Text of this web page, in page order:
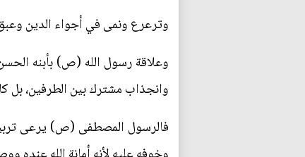
وترعرع ونمى في أجواء الدين
وعلاقة رسول الله (ص) بأبنه
وانجذاب مشترك بين الطرفين، بل
فالرسول المصطفى (ص) يرعى